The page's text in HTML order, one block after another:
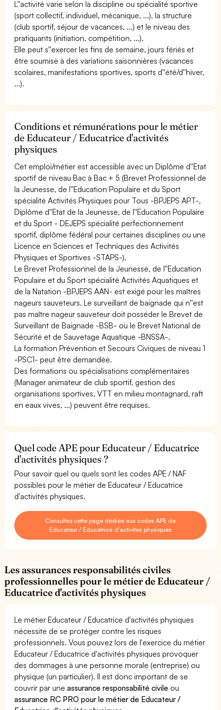
L''activité varie selon la discipline ou spécialité sportive
(sport collectif, individuel, mécanique, ...), la structure
(club sportif, séjour de vacances, ...) et le niveau des
pratiquants (initiation, compétition, ...).
Elle peut s''exercer les fins de semaine, jours fériés et
être soumise à des variations saisonnières (vacances
scolaires, manifestations sportives, sports d''été/d''hiver,
...).
Conditions et rémunérations pour le métier
de Educateur / Educatrice d'activités
physiques
Cet emploi/métier est accessible avec un Diplôme d''Etat
sportif de niveau Bac à Bac + 5 (Brevet Professionnel de
la Jeunesse, de l''Education Populaire et du Sport
spécialité Activités Physiques pour Tous -BPJEPS APT-,
Diplôme d''Etat de la Jeunesse, de l''Education Populaire
et du Sport - DEJEPS spécialité perfectionnement
sportif, diplôme fédéral pour certaines disciplines ou une
Licence en Sciences et Techniques des Activités
Physiques et Sportives -STAPS-).
Le Brevet Professionnel de la Jeunesse, de l''Education
Populaire et du Sport spécialité Activités Aquatiques et
de la Natation -BPJEPS AAN- est exigé pour les maîtres
nageurs sauveteurs. Le surveillant de baignade qui n''est
pas maître nageur sauveteur doit posséder le Brevet de
Surveillant de Baignade -BSB- ou le Brevet National de
Sécurité et de Sauvetage Aquatique -BNSSA-.
La formation Prévention et Secours Civiques de niveau 1
-PSC1- peut être demandée.
Des formations ou spécialisations complémentaires
(Manager animateur de club sportif, gestion des
organisations sportives, VTT en milieu montagnard, raft
en eaux vives, ...) peuvent être requises.
Quel code APE pour Educateur / Educatrice
d'activités physiques ?
Pour savoir quel ou quels sont les codes APE / NAF
possibles pour le métier de Educateur / Educatrice
d'activités physiques.
Consultez cette page dédiée aux codes APE de
Educateur / Educatrice d'activités physiques
Les assurances responsabilités civiles
professionnelles pour le métier de Educateur /
Educatrice d'activités physiques
Le métier Educateur / Educatrice d'activités physiques
nécessite de se protéger contre les risques
professionnels. Vous pouvez lors de l'exercice du métier
Educateur / Educatrice d'activités physiques provoquer
des dommages à une personne morale (entreprise) ou
physique (un particulier). Il est donc important de se
couvrir par uneassurance responsabilité civile ou
assurance RC PRO pour le métier de Educateur /